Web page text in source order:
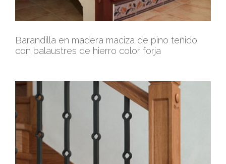
Barandilla en madera maciza de pino teñido
con balaustres de hierro color forja